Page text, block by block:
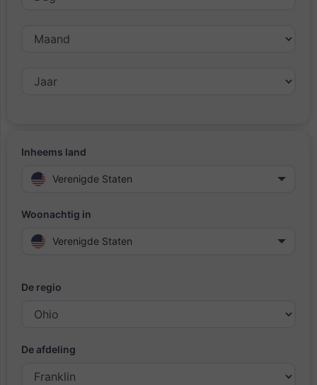
Inheems land
Verenigde Staten
Woonachtig in
Verenigde Staten
De regio
De afdeling